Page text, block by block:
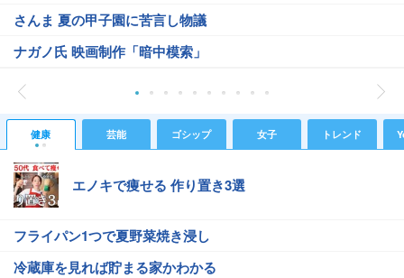
さんま 夏の甲子園に苦言し物議
ナガノ氏 映画制作「暗中模索」
健康 芸能 ゴシップ 女子 トレンド
エノキで痩せる 作り置き3選
フライパン1つで夏野菜焼き浸し
冷蔵庫を見れば貯まる家かわかる